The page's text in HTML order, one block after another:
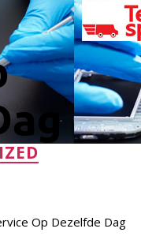
Op Dezelfde Dag